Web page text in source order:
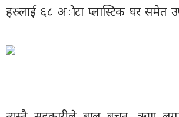
हरुलाई ६८ अाेटा प्लास्टिक घर समेत